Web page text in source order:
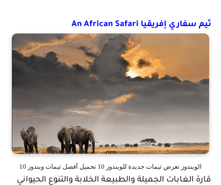
ثيم سفاري إفريقيا An African Safari
الويندوز تعرض ثيمات جديدة للويندوز 10 تحميل أفضل ثيمات ويندوز 10
قارة الغابات الجميلة والطبيعة الخلابة والتنوع الحيواني